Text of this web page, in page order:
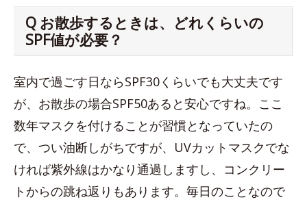
Q お散歩するときは、どれくらいの
SPF値が必要？
室内で過ごす日ならSPF30くらいでも大丈夫です
が、お散歩の場合SPF50あると安心ですね。ここ
数年マスクを付けることが習慣となっていたの
で、つい油断しがちですが、UVカットマスクでな
ければ紫外線はかなり通過しますし、コンクリー
トからの跳ね返りもあります。毎日のことなので